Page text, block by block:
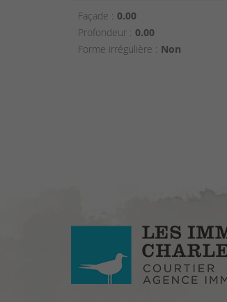
Façade : 0.00
Profondeur : 0.00
Forme irrégulière : Non